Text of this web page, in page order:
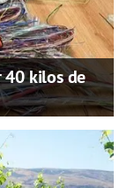
40 kilos de